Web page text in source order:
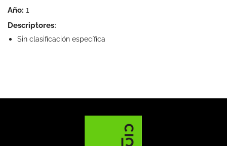
Año: 1
Descriptores:
Sin clasificación específica